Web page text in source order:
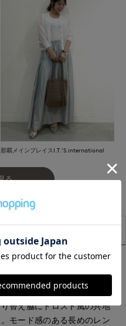
那覇メインプレイスI.T.'S.international
る
ースカート。ウエストゴム
替え位置にゴムギャザーを
替え脇にドロスト風の共地
モード感のある長めのレン